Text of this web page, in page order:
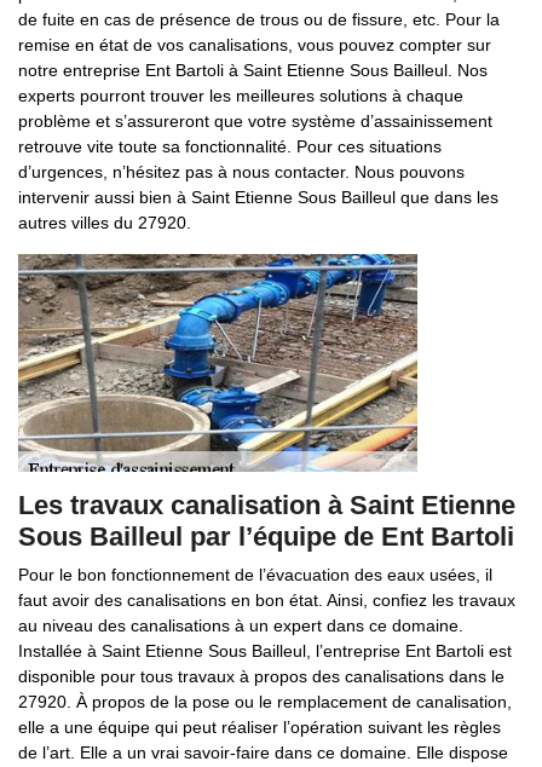
de fuite en cas de présence de trous ou de fissure, etc. Pour la
remise en état de vos canalisations, vous pouvez compter sur
notre entreprise Ent Bartoli à Saint Etienne Sous Bailleul. Nos
experts pourront trouver les meilleures solutions à chaque
problème et s’assureront que votre système d’assainissement
retrouve vite toute sa fonctionnalité. Pour ces situations
d’urgences, n’hésitez pas à nous contacter. Nous pouvons
intervenir aussi bien à Saint Etienne Sous Bailleul que dans les
autres villes du 27920.
Les travaux canalisation à Saint Etienne
Sous Bailleul par l’équipe de Ent Bartoli
Pour le bon fonctionnement de l’évacuation des eaux usées, il
faut avoir des canalisations en bon état. Ainsi, confiez les travaux
au niveau des canalisations à un expert dans ce domaine.
Installée à Saint Etienne Sous Bailleul, l’entreprise Ent Bartoli est
disponible pour tous travaux à propos des canalisations dans le
27920. À propos de la pose ou le remplacement de canalisation,
elle a une équipe qui peut réaliser l’opération suivant les règles
de l’art. Elle a un vrai savoir-faire dans ce domaine. Elle dispose